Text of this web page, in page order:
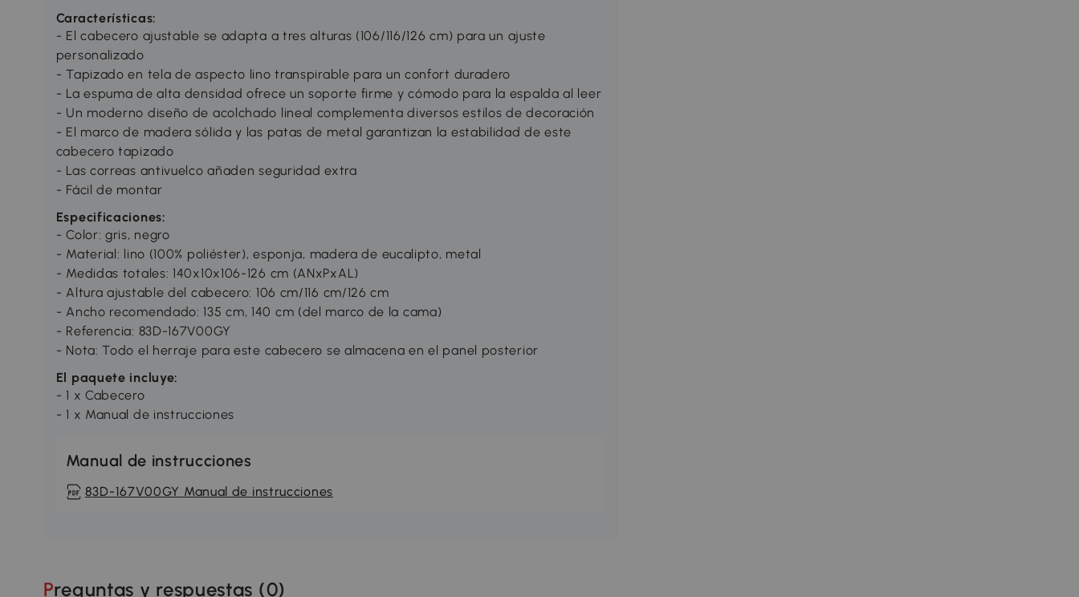
Características:
- El cabecero ajustable se adapta a tres alturas (106/116/126 cm) para un ajuste
personalizado
- Tapizado en tela de aspecto lino transpirable para un confort duradero
- La espuma de alta densidad ofrece un soporte firme y cómodo para la espalda al leer
- Un moderno diseño de acolchado lineal complementa diversos estilos de decoración
- El marco de madera sólida y las patas de metal garantizan la estabilidad de este
cabecero tapizado
- Las correas antivuelco añaden seguridad extra
- Fácil de montar
Especificaciones:
- Color: gris, negro
- Material: lino (100% poliéster), esponja, madera de eucalipto, metal
- Medidas totales: 140x10x106-126 cm (ANxPxAL)
- Altura ajustable del cabecero: 106 cm/116 cm/126 cm
- Ancho recomendado: 135 cm, 140 cm (del marco de la cama)
- Referencia: 83D-167V00GY
- Nota: Todo el herraje para este cabecero se almacena en el panel posterior
El paquete incluye:
- 1 x Cabecero
- 1 x Manual de instrucciones
Manual de instrucciones
83D-167V00GY Manual de instrucciones
Preguntas y respuestas (0)